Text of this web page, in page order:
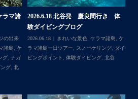
なかできない経験
の少し足を入れただけなのでもっと
ら是非ライセンス取得して遊びに来
のお知
の出来
2026.8.2（火） 北谷発 ケラマ諸
島 体験ダイビング&...
2026.08.03
アイランドメッセージの出来
事,きれいな景色,ケラマ諸島, ケラマ諸島
一日ツアー ,スノーケリング,ナガンヌ島